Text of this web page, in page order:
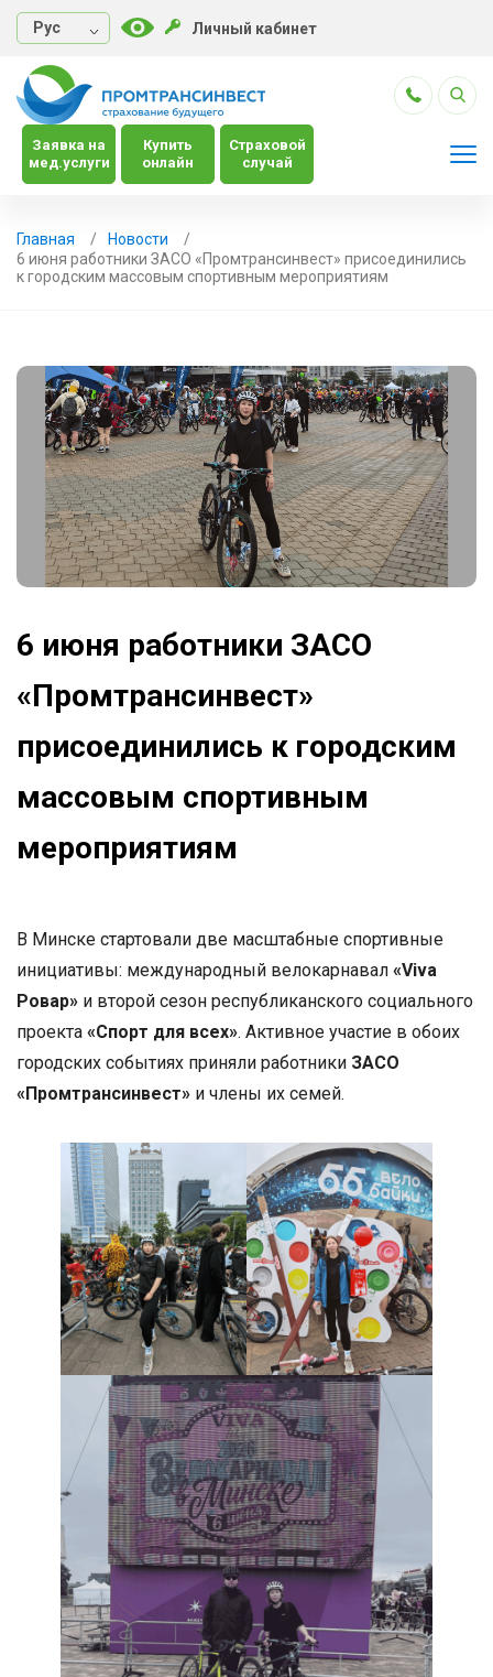
Руc Личный кабинет
Заявка на
мед.услуги
Купить
онлайн
Страховой
случай
Главная
Новости
6 июня работники ЗАСО «Промтрансинвест» присоединились
к городским массовым спортивным мероприятиям
6 июня работники ЗАСО
«Промтрансинвест»
присоединились к городским
массовым спортивным
мероприятиям
В Минске стартовали две масштабные спортивные
инициативы: международный велокарнавал «Viva
Ровар» и второй сезон республиканского социального
проекта «Спорт для всех». Активное участие в обоих
городских событиях приняли работники ЗАСО
«Промтрансинвест» и члены их семей.